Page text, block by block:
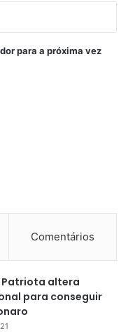
para a próxima vez
Comentários
Patriota altera
para conseguir